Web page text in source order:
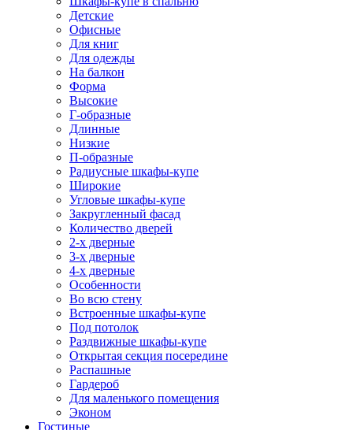
Детские
Офисные
Для книг
Для одежды
На балкон
Форма
Высокие
Г-образные
Длинные
Низкие
П-образные
Радиусные шкафы-купе
Широкие
Угловые шкафы-купе
Закругленный фасад
Количество дверей
2-х дверные
3-х дверные
4-х дверные
Особенности
Во всю стену
Встроенные шкафы-купе
Под потолок
Раздвижные шкафы-купе
Открытая секция посередине
Распашные
Гардероб
Для маленького помещения
Эконом
Гостиные